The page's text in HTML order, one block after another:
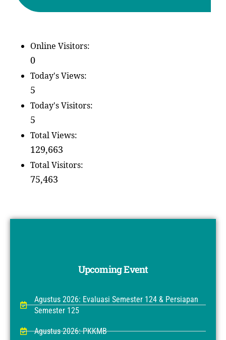
Online Visitors:
0
Today's Views:
5
Today's Visitors:
5
Total Views:
129,663
Total Visitors:
75,463
Upcoming Event
Agustus 2026: Evaluasi Semester 124 & Persiapan
Semester 125
Agustus 2026: PKKMB